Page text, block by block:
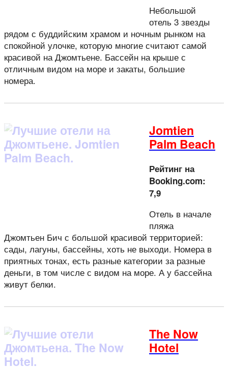
Небольшой
отель 3 звезды
рядом с буддийским храмом и ночным рынком на
спокойной улочке, которую многие считают самой
красивой на Джомтьене. Бассейн на крыше с
отличным видом на море и закаты, большие
номера.
Jomtien
Palm Beach
Рейтинг на
Booking.com:
7,9
Отель в начале
пляжа
Джомтьен Бич с большой красивой территорией:
сады, лагуны, бассейны, хоть не выходи. Номера в
приятных тонах, есть разные категории за разные
деньги, в том числе с видом на море. А у бассейна
живут белки.
The Now
Hotel